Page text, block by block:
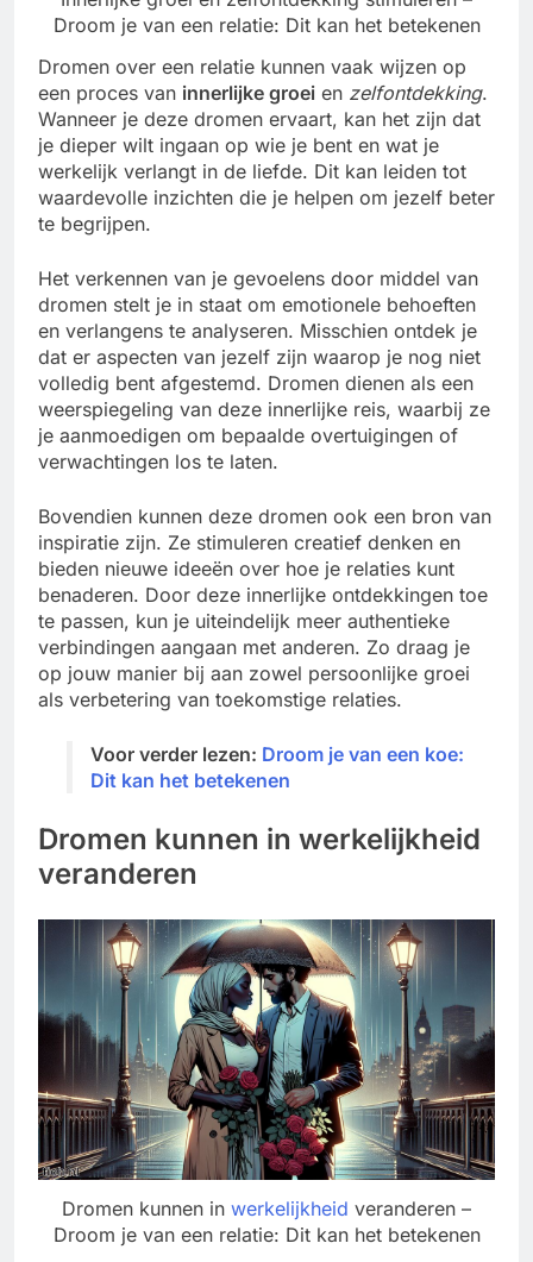
Droom je van een relatie: Dit kan het betekenen
Dromen over een relatie kunnen vaak wijzen op
een proces van innerlijke groei en zelfontdekking.
Wanneer je deze dromen ervaart, kan het zijn dat
je dieper wilt ingaan op wie je bent en wat je
werkelijk verlangt in de liefde. Dit kan leiden tot
waardevolle inzichten die je helpen om jezelf beter
te begrijpen.
Het verkennen van je gevoelens door middel van
dromen stelt je in staat om emotionele behoeften
en verlangens te analyseren. Misschien ontdek je
dat er aspecten van jezelf zijn waarop je nog niet
volledig bent afgestemd. Dromen dienen als een
weerspiegeling van deze innerlijke reis, waarbij ze
je aanmoedigen om bepaalde overtuigingen of
verwachtingen los te laten.
Bovendien kunnen deze dromen ook een bron van
inspiratie zijn. Ze stimuleren creatief denken en
bieden nieuwe ideeën over hoe je relaties kunt
benaderen. Door deze innerlijke ontdekkingen toe
te passen, kun je uiteindelijk meer authentieke
verbindingen aangaan met anderen. Zo draag je
op jouw manier bij aan zowel persoonlijke groei
als verbetering van toekomstige relaties.
Voor verder lezen: Droom je van een koe:
Dit kan het betekenen
Dromen kunnen in werkelijkheid
veranderen
Dromen kunnen in werkelijkheid veranderen –
Droom je van een relatie: Dit kan het betekenen